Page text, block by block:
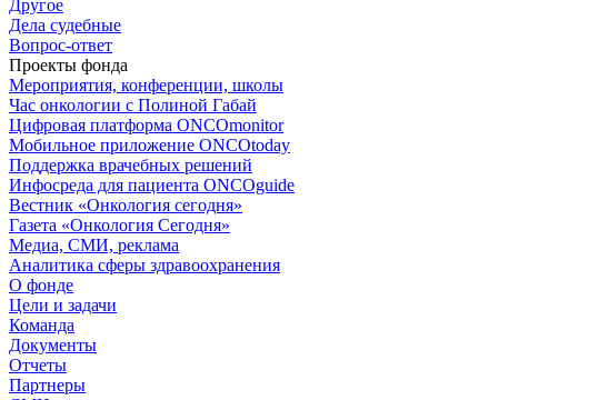
Другое
Дела судебные
Вопрос-ответ
Проекты фонда
Мероприятия, конференции, школы
Час онкологии с Полиной Габай
Цифровая платформа ONCOmonitor
Мобильное приложение ONCOtoday
Поддержка врачебных решений
Инфосреда для пациента ONCOguide
Вестник «Онкология сегодня»
Газета «Онкология Сегодня»
Медиа, СМИ, реклама
Аналитика сферы здравоохранения
О фонде
Цели и задачи
Команда
Документы
Отчеты
Партнеры